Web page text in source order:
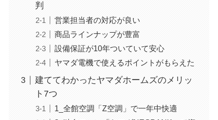
判
営業担当者の対応が良い
商品ラインナップが豊富
設備保証が10年ついていて安心
ヤマダ電機で使えるポイントがもらえた
建ててわかったヤマダホームズのメリッ
ト7つ
1_全館空調「Z空調」で一年中快適